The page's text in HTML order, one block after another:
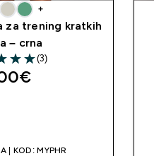
+
za trening kratkih
– crna
5 stars
(3)
| KOD: MYPHR